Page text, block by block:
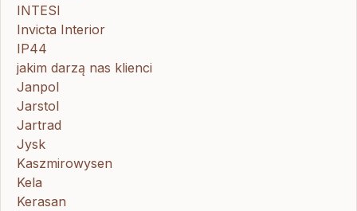
INTESI
Invicta Interior
IP44
jakim darzą nas klienci
Janpol
Jarstol
Jartrad
Jysk
Kaszmirowysen
Kela
Kerasan